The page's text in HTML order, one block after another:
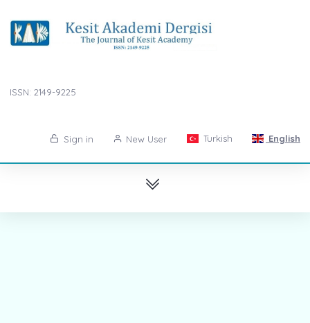
ISSN: 2149-9225
Sign in New User Turkish English